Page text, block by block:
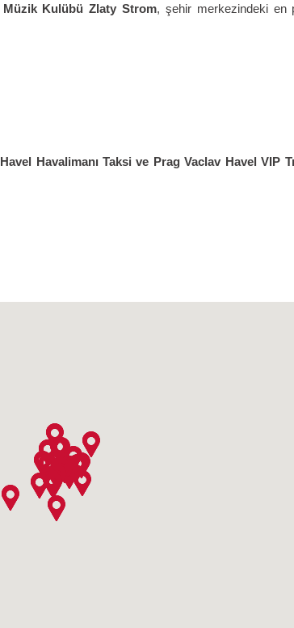
Müzik Kulübü Zlaty Strom, şehir merkezindeki en
Havalimanı Taksi ve Prag Vaclav HavelVIP